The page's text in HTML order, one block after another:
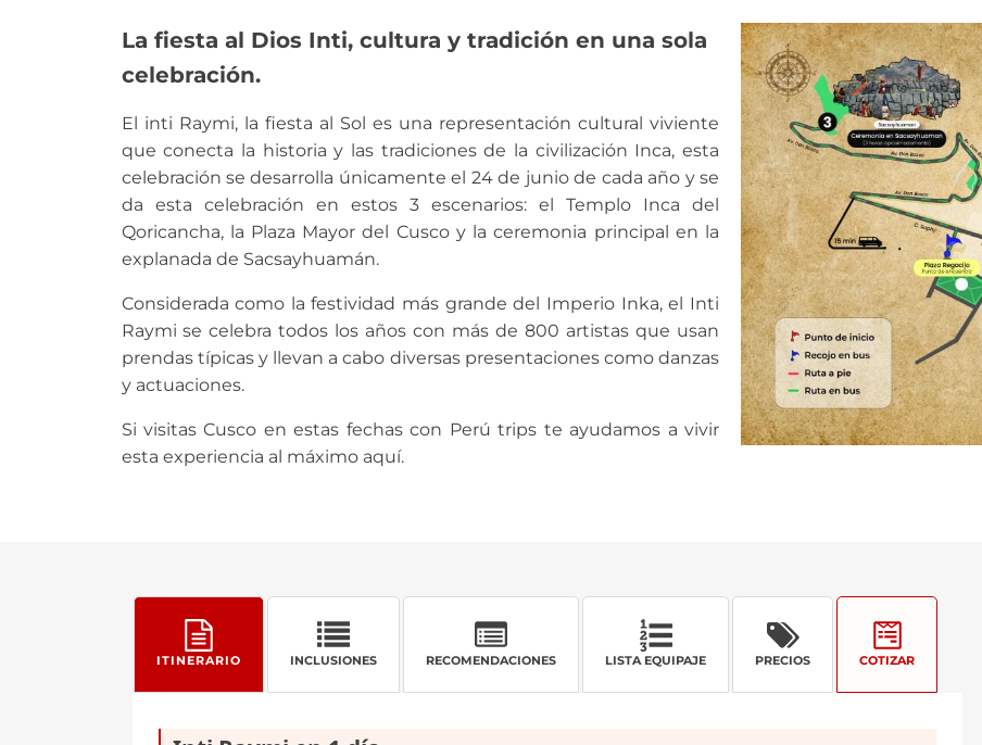
La fiesta al Dios Inti, cultura y tradición en una sola
celebración.
El inti Raymi, la fiesta al Sol es una representación cultural viviente
que conecta la historia y las tradiciones de la civilización Inca, esta
celebración se desarrolla únicamente el 24 de junio de cada año y se
da esta celebración en estos 3 escenarios: el Templo Inca del
Qoricancha, la Plaza Mayor del Cusco y la ceremonia principal en la
explanada de Sacsayhuamán.
Considerada como la festividad más grande del Imperio Inka, el Inti
Raymi se celebra todos los años con más de 800 artistas que usan
prendas típicas y llevan a cabo diversas presentaciones como danzas
y actuaciones.
Si visitas Cusco en estas fechas con Perú trips te ayudamos a vivir
esta experiencia al máximo aquí.
ITINERARIO INCLUSIONES RECOMENDACIONES LISTA EQUIPAJE PRECIOS COTIZAR